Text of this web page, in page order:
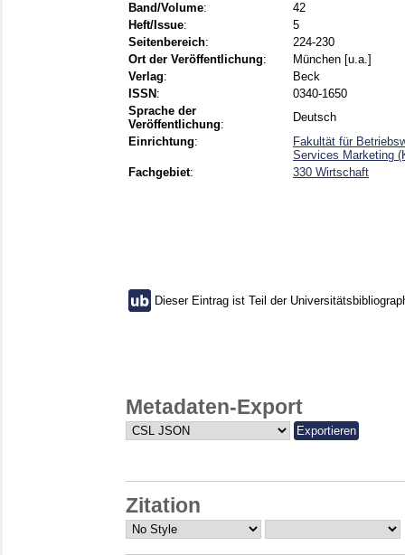
Band/Volume:
42
Heft/Issue:
5
Seitenbereich:
224-230
Ort der Veröffentlichung:
München [u.a.]
Verlag:
Beck
ISSN :
0340-1650
Sprache der
Veröffentlichung:
Deutsch
Einrichtung:
Fakultät für
Services Marketing
Fachgebiet: 330 Wirtschaft
Dieser Eintrag ist Teil der
Metadaten-Export
Zitation